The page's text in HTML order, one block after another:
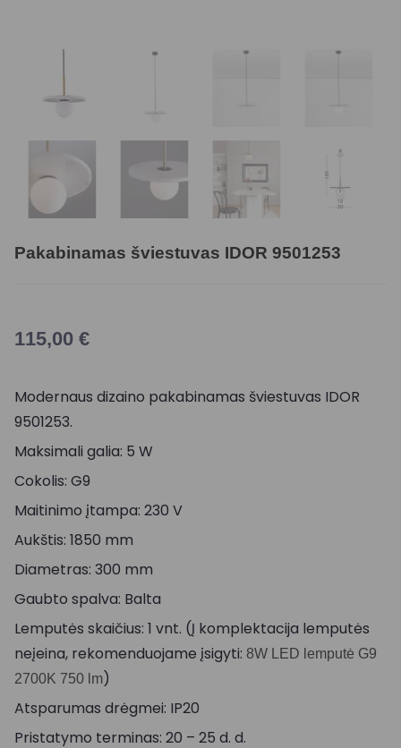
Pakabinamas šviestuvas IDOR 9501253
115,00 €
Modernaus dizaino pakabinamas šviestuvas IDOR
9501253.
Maksimali galia: 5 W
Cokolis: G9
Maitinimo įtampa: 230 V
Aukštis: 1850 mm
Diametras: 300 mm
Gaubto spalva: Balta
Lemputės skaičius: 1 vnt. (Į komplektacija lemputės
neįeina, rekomenduojame įsigyti: 8W LED lemputė G9
2700K 750 lm)
Atsparumas drėgmei: IP20
Pristatymo terminas: 20 – 25 d. d.